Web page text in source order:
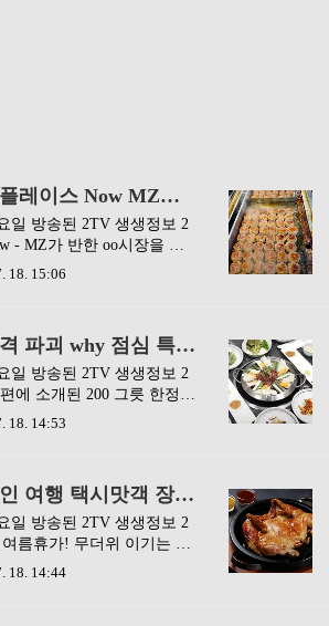
2TV 생생정보 핫플레이스 Now MZ가 반한 망원시장 7월 18일 2096회
일 방송된 2TV 생생정보 2
- MZ가 반한 oo시장을 가
개됐습니다. 이번 포스팅
다시보기❗️❗️택배가능 방송
보❗️❗️생활의 달인 맛집❗️❗️동
집 위치 주소: 서울특별시
화번호: 02 326 2134네이버
: 서울특별시 마포구 망원
18. 15:06
2TV 생생정보 가격 파괴 why 점심 특선 5900원 한우국밥 8900원 한우육회국수 남부 금호점 7월 18일 2096회
일 방송된 2TV 생생정보 2
에 소개된 200 그릇 한정가
국수 그리고 한우생고기
방송맛집❗️❗️전현무계획 맛집
❗️❗️동네한바퀴 맛집❗️ 남부
서구 금호동 195 - 10전화
업시간영업시간: 11:30 - 21:
뉴포스팅 제일 아랫부분에
18. 14:53
2TV 생생정보 용인 여행 택시맛객 장작 구이 통닭 옥수수전 맛집 대왕골 7월 18일 2096회
일 방송된 2TV 생생정보 2
름휴가! 무더위 이기는 용
작구이 통닭과 삼겹살 맛
18. 14:44